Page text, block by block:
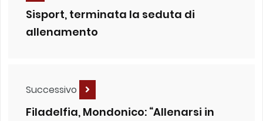
Sisport, terminata la seduta di
allenamento
Successivo
Filadelfia, Mondonico: “Allenarsi in